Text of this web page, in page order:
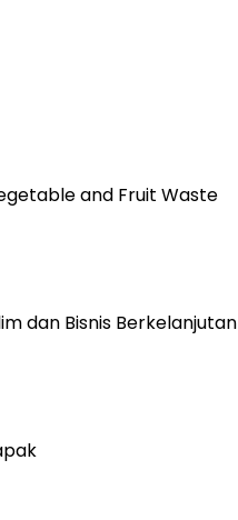
and Fruit Waste
dan Bisnis Berkelanjutan